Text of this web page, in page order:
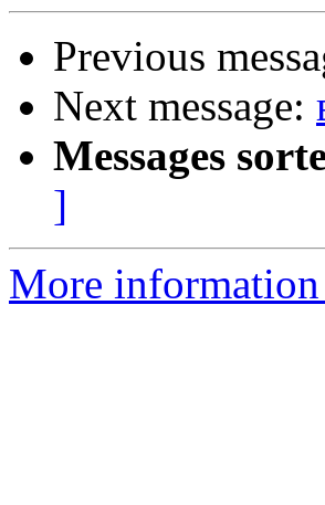
Previous
Next message:
Messages
]
More